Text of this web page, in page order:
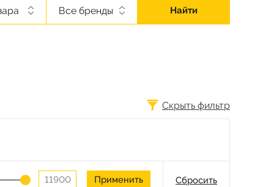
Все бренды Найти
Скрыть фильтр
Сбросить